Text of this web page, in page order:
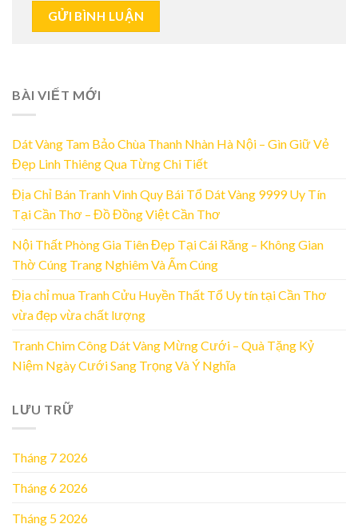
BÀI VIẾT MỚI
Dát Vàng Tam Bảo Chùa Thanh Nhàn Hà Nội – Gìn Giữ Vẻ
Đẹp Linh Thiêng Qua Từng Chi Tiết
Địa Chỉ Bán Tranh Vinh Quy Bái Tổ Dát Vàng 9999 Uy Tín
Tại Cần Thơ – Đồ Đồng Việt Cần Thơ
Nội Thất Phòng Gia Tiên Đẹp Tại Cái Răng – Không Gian
Thờ Cúng Trang Nghiêm Và Ấm Cúng
Địa chỉ mua Tranh Cửu Huyền Thất Tổ Uy tín tại Cần Thơ
vừa đẹp vừa chất lượng
Tranh Chim Công Dát Vàng Mừng Cưới – Quà Tặng Kỷ
Niệm Ngày Cưới Sang Trọng Và Ý Nghĩa
LƯU TRỮ
Tháng 7 2026
Tháng 6 2026
Tháng 5 2026